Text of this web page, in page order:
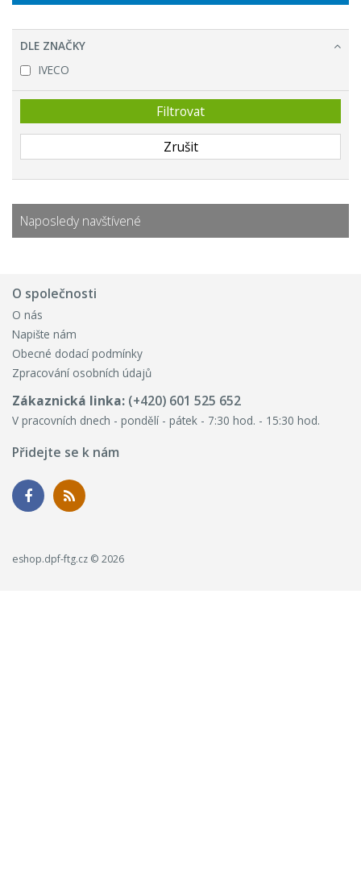
DLE ZNAČKY
IVECO
Naposledy navštívené
O společnosti
O nás
Napište nám
Obecné dodací podmínky
Zpracování osobních údajů
Zákaznická linka: (+420) 601 525 652
V pracovních dnech - pondělí - pátek - 7:30 hod. - 15:30 hod.
Přidejte se k nám
eshop.dpf-ftg.cz © 2026